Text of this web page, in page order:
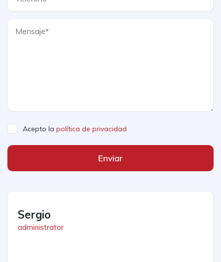
Acepto la política de privacidad
Enviar
Sergio
administrator